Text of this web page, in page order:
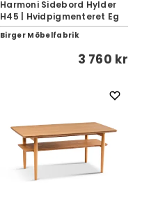
Harmoni Sidebord Hylder
H45 | Hvidpigmenteret Eg
Birger Möbelfabrik
3 760 kr